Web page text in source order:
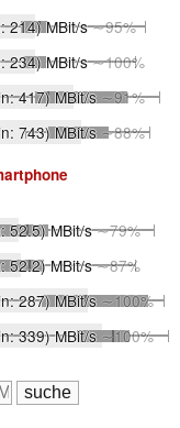
214)MBit/s∼95%
234)MBit/s∼100%
417)MBit/s∼91%
743)MBit/s∼88%
52.5)MBit/s∼79%
52.2)MBit/s∼87%
287)MBit/s∼100%
339)MBit/s∼100%